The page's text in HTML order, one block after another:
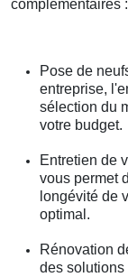
complémentaires :
Pose de
entreprise,
sélection du
votre budget.
Entretien de
vous permet
longévité de
optimal.
Rénovation
des solutions